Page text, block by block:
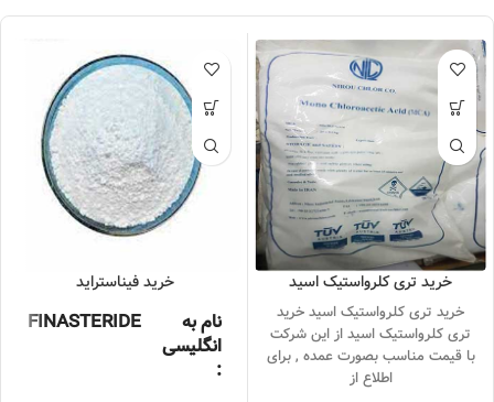
خرید تری کلرواستیک اسید
خرید تری کلرواستیک اسید خرید
تری کلرواستیک اسید از این شرکت
با قیمت مناسب بصورت عمده , برای
اطلاع از
خرید فیناستراید
نام به
انگلیسی
:
FINASTERIDE